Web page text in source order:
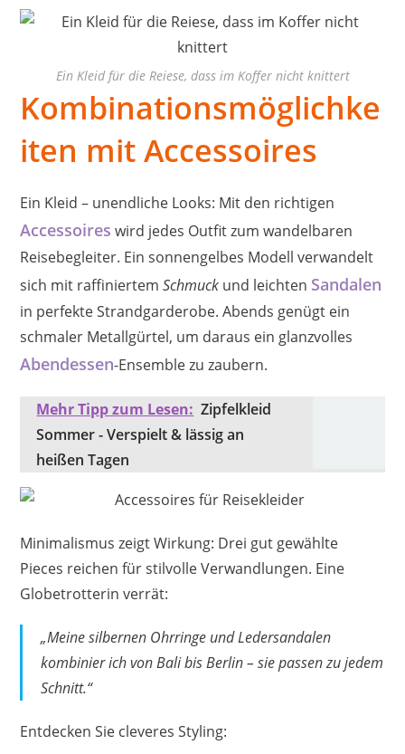
Ein Kleid für die Reiese, dass im Koffer nicht knittert
Kombinationsmöglichke
iten mit Accessoires
Ein Kleid – unendliche Looks: Mit den richtigen
Accessoires wird jedes Outfit zum wandelbaren
Reisebegleiter. Ein sonnengelbes Modell verwandelt
sich mit raffiniertemSchmuck und leichten Sandalen
in perfekte Strandgarderobe. Abends genügt ein
schmaler Metallgürtel, um daraus ein glanzvolles
Abendessen-Ensemble zu zaubern.
Mehr Tipp zum Lesen: Zipfelkleid
Sommer - Verspielt & lässig an
heißen Tagen
Minimalismus zeigt Wirkung: Drei gut gewählte
Pieces reichen für stilvolle Verwandlungen. Eine
Globetrotterin verrät:
„Meine silbernen Ohrringe und Ledersandalen
kombinier ich von Bali bis Berlin – sie passen zu jedem
Schnitt.“
Entdecken Sie cleveres Styling: